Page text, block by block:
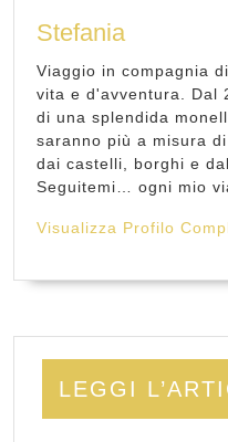
Stefania
Viaggio in compagnia
vita e d'avventura. Dal
di una splendida
saranno più a misura
dai castelli, borghi e
Seguitemi… ogni mio
Visualizza Profilo
LEGGI